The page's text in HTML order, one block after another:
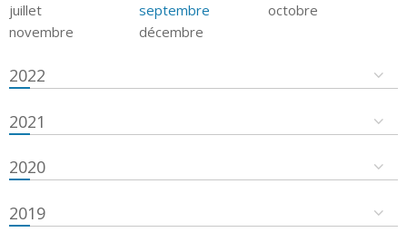
juillet
septembre
octobre
novembre
décembre
2022
2021
2020
2019